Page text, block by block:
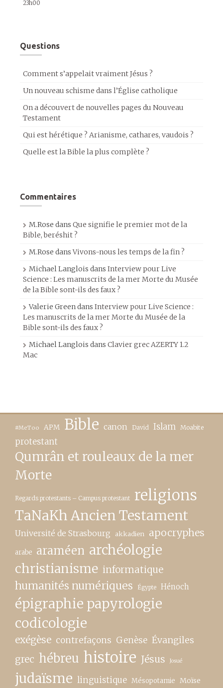
23h00
Questions
Comment s’appelait vraiment Jésus ?
Un nouveau schisme dans l’Église catholique
On a découvert de nouvelles pages du Nouveau
Testament
Qui est hérétique ? Arianisme, cathares, vaudois ?
Quelle est la Bible la plus complète ?
Commentaires
M.Rose dans Que signifie le premier mot de la
Bible, beréshit ?
M.Rose dansVivons-nous les temps de la fin ?
Michael Langlois dans Interview pour Live
Science : Les manuscrits de la mer Morte du Musée
de la Bible sont-ils des faux ?
Valerie Greendans Interview pour Live Science :
Les manuscrits de la mer Morte du Musée de la
Bible sont-ils des faux ?
Michael Langlois dans Clavier grec AZERTY 1.2
Mac
#MeToo APM Bible canon David Islam Moabite
protestant
Qumrân et rouleaux de la mer
Morte
Regards protestants – Campus protestant religions
TaNaKh Ancien Testament
Université de Strasbourg akkadien apocryphes
arabe araméen archéologie
christianisme informatique
humanités numériques Égypte Hénoch
épigraphie papyrologie
codicologie
exégèse contrefaçons Genèse Évangiles
grec hébreu histoire Jésus Josué
judaïsme linguistique Mésopotamie Moïse